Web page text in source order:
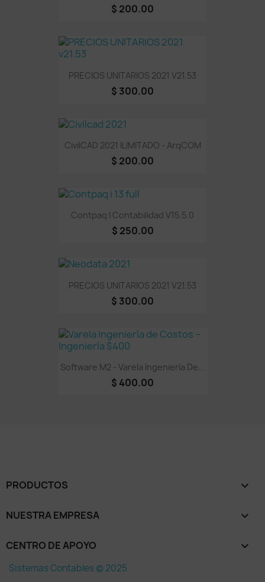
$ 200.00
PRECIOS UNITARIOS 2021 V21.53
$ 300.00
CivilCAD 2021 ILIMITADO - ArqCOM
$ 200.00
Contpaq I Contabilidad V15.5.0
$ 250.00
PRECIOS UNITARIOS 2021 V21.53
$ 300.00
Software M2 - Varela Ingeniería De...
$ 400.00
PRODUCTOS 
NUESTRA EMPRESA 
CENTRO DE APOYO 
Sistemas Contables © 2025